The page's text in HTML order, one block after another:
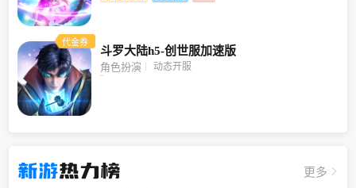
代金券
斗罗大陆h5-创世服加速版
角色扮演 动态开服
新游热力榜
更多